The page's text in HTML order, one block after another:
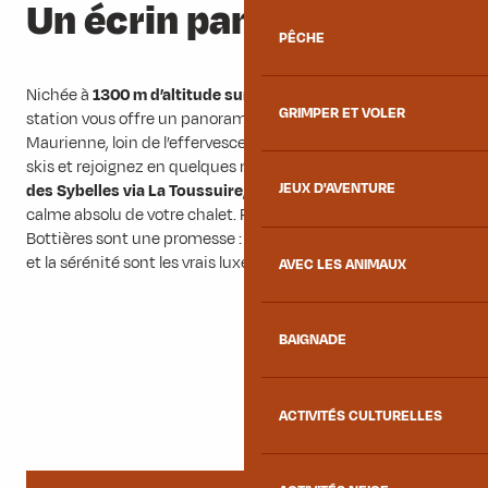
PÊCHE
GRIMPER ET VOLER
JEUX D'AVENTURE
AVEC LES ANIMAUX
BAIGNADE
ACTIVITÉS CULTURELLES
Un écrin panoramique
Nichée à1300 m d’altitude sur un balcon ensoleillé
station vous offre un panorama direct sur les sommets de
Maurienne, loin de l’effervescence urbaine. Chaussez vos
skis et rejoignez en quelques minutes les
des Sybelles via La Toussuire, tout en retrouvant le soir le
calme absolu de votre chalet. Plus qu’une simple station, Les
Bottières sont une promesse : celle de vacances où l’espace
et la sérénité sont les vrais luxes.